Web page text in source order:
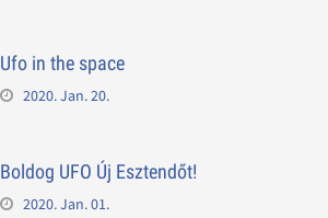
Ufo in the space
2020. Jan. 20.
Boldog UFO Új Esztendőt!
2020. Jan. 01.